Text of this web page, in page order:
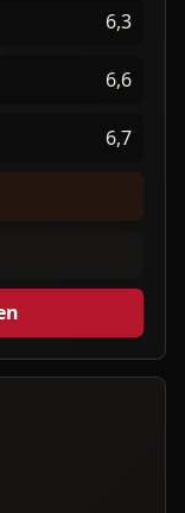
6,3
6,6
6,7